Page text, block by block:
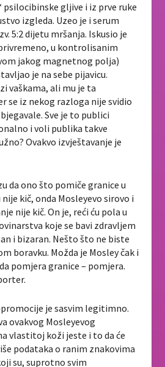
psilocibinske gljive i iz prve ruke
izgleda. Uzeo je i serum
5:2 dijetu mršanja. Iskusio je
u kontrolisanim
jakog magnetnog polja)
je na sebe pijavicu.
vaškama, ali mu je ta
se iz nekog razloga nije svidio
Sve je to publici
i voli publika takve
Ovakvo izvještavanje je
da ono što pomiče granice u
kič, onda Mosleyevo sirovo i
nije kič. On je, reći ću pola u
koje se bavi zdravljem
i bizaran. Nešto što ne biste
boravku. Možda je Mosley čak i
pomjera granice – pomjera.
je sasvim legitimno.
ovakvog Mosleyevog
vlastitoj koži jeste i to da će
podataka o ranim znakovima
su, suprotno svim